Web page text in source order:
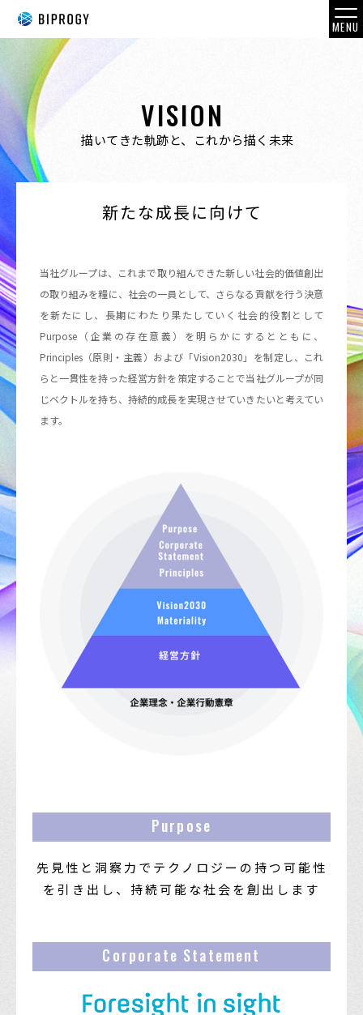
MENU
TOP_トップページ
VISION_ 描いてきた軌跡と、これから描く未来
MESSAGE_社長メッセージ
BUSINESS_事業紹介
CAREER_変化を楽しむ社員のキャリア
WORK STYLE_変化に柔軟な働き方
WOMAN_女性のキャリア・活躍推進
27新卒ENTRY
28新卒ENTRY
キャリア採用
障害者採用
VISION
描いてきた軌跡と、これから描く未来
新たな成長に向けて
当社グループは、これまで取り組んできた新しい社会的価値創出
の取り組みを糧に、社会の一員として、さらなる貢献を行う決意
を新たにし、長期にわたり果たしていく社会的役割として
Purpose（企業の存在意義）を明らかにするとともに、
Principles（原則・主義）および「Vision2030」を制定し、これ
らと一貫性を持った経営方針を策定することで当社グループが同
じベクトルを持ち、持続的成長を実現させていきたいと考えてい
ます。
Purpose
先見性と洞察力でテクノロジーの持つ可能性
を引き出し、 持続可能な社会を創出します
Corporate Statement